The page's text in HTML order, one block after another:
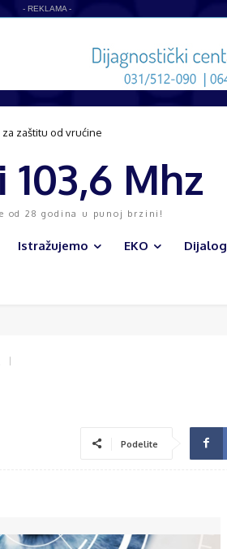
- REKLAMA -
zaštitu od vrućine
103,6 Mhz
od 28 godina u punoj brzini!
Istražujemo EKO Dijalog
Podelite